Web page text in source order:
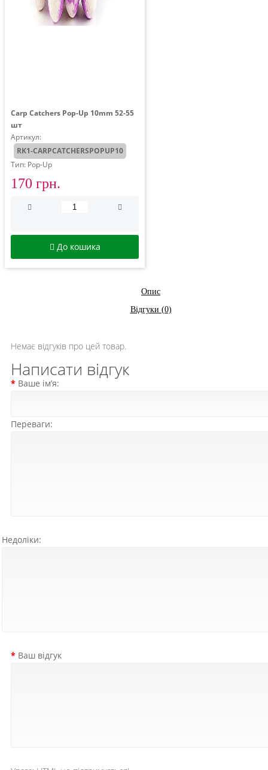
Carp Catchers Pop-Up 10mm 52-55
шт
Артикул:
RK1-CARPCATCHERSPOPUP10
Тип: Pop-Up
170 грн.
До кошика
Опис
Відгуки (0)
Немає відгуків про цей товар.
Написати відгук
Ваше ім’я:
Переваги:
Недоліки:
Ваш відгук